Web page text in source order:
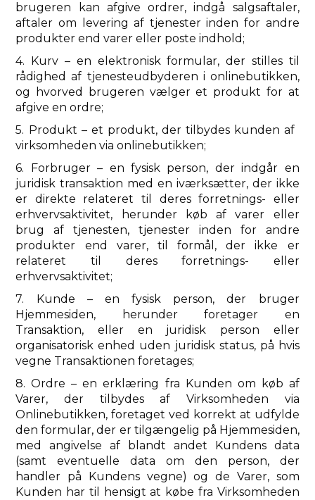
brugeren kan afgive ordrer, indgå salgsaftaler,
aftaler om levering af tjenester inden for andre
produkter end varer eller poste indhold;
4. Kurv – en elektronisk formular, der stilles til
rådighed af tjenesteudbyderen i onlinebutikken,
og hvorved brugeren vælger et produkt for at
afgive en ordre;
5. Produkt – et produkt, der tilbydes kunden af ​​
virksomheden via onlinebutikken;
6. Forbruger – en fysisk person, der indgår en
juridisk transaktion med en iværksætter, der ikke
er direkte relateret til deres forretnings- eller
erhvervsaktivitet, herunder køb af varer eller
brug af tjenesten, tjenester inden for andre
produkter end varer, til formål, der ikke er
relateret til deres forretnings- eller
erhvervsaktivitet;
7. Kunde – en fysisk person, der bruger
Hjemmesiden, herunder foretager en
Transaktion, eller en juridisk person eller
organisatorisk enhed uden juridisk status, på hvis
vegne Transaktionen foretages;
8. Ordre – en erklæring fra Kunden om køb af
Varer, der tilbydes af Virksomheden via
Onlinebutikken, foretaget ved korrekt at udfylde
den formular, der er tilgængelig på Hjemmesiden,
med angivelse af blandt andet Kundens data
(samt eventuelle data om den person, der
handler på Kundens vegne) og de Varer, som
Kunden har til hensigt at købe fra Virksomheden